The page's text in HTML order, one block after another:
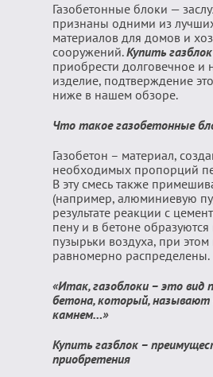
Газобетонные блоки —
признаны одними из
материалов для домов и
сооружений.Купить газблок
приобрести долговечное и
изделие, подтверждение
ниже в нашем обзоре.
Что такое газобетонные
Газобетон – материал,
необходимых пропорций
В эту смесь также
(например, алюминиевую
результате реакции с
пену и в бетоне
пузырьки воздуха, при
равномерно распределены.
«Итак, газоблоки – это вид
бетона, который, называют
камнем…»
Купить газблок –
приобретения